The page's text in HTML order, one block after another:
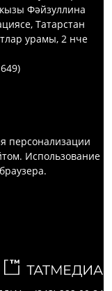
Фәйзуллина
Татарстан
урамы, 2 нче
персонализации
Использование